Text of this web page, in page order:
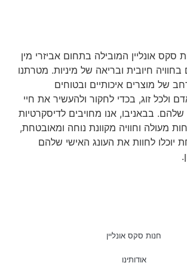
סקס אונליין המובילה בתחום אביזרי מין
חיובית ובריאה של מיניות. מטרתנו
של מוצרים איכותיים ובטוחים
ולכל זוג, בכדי לחקור ולהעשיר את חיי
בבאניבו, אנו מחויבים לדיסקרטיות
מעולה וחוויה מקוונת נוחה ומאובטחת,
יוכלו לחוות את העונג האישי שלהם
חנות סקס אונליין
אודותינו